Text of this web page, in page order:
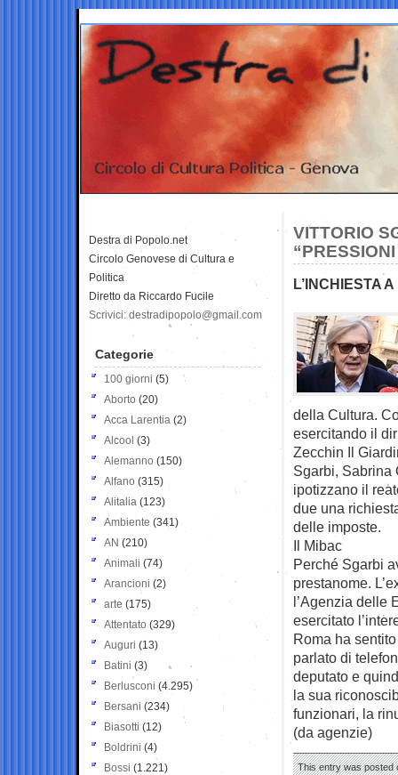
VITTORIO
L’INCHIESTA
della Cultura.
esercitando il
Zecchin Il
Sgarbi, Sabrina
ipotizzano il
due una
delle imposte.
Il Mibac
Perché Sgarbi
prestanome.
l’Agenzia delle
esercitato
Roma ha
parlato di
deputato e
la sua
funzionari, la
(da agenzie)
This entry was posted
Destra di Popolo.net
Circolo Genovese di Cultura e
Politica
Diretto da Riccardo Fucile
Scrivici: destradipopolo@gmail.com
Categorie
100 giorni (5)
Aborto (20)
Acca Larentia (2)
Alcool (3)
Alemanno (150)
Alfano (315)
Alitalia (123)
Ambiente (341)
AN (210)
Animali (74)
Arancioni (2)
arte (175)
Attentato (329)
Auguri (13)
Batini (3)
Berlusconi (4.295)
Bersani (234)
Biasotti (12)
Boldrini (4)
Bossi (1.221)